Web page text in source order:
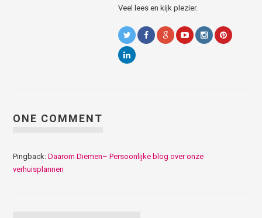
Veel lees en kijk plezier.
ONE COMMENT
Pingback:Daarom Diemen– Persoonlijke blog over onze
verhuisplannen